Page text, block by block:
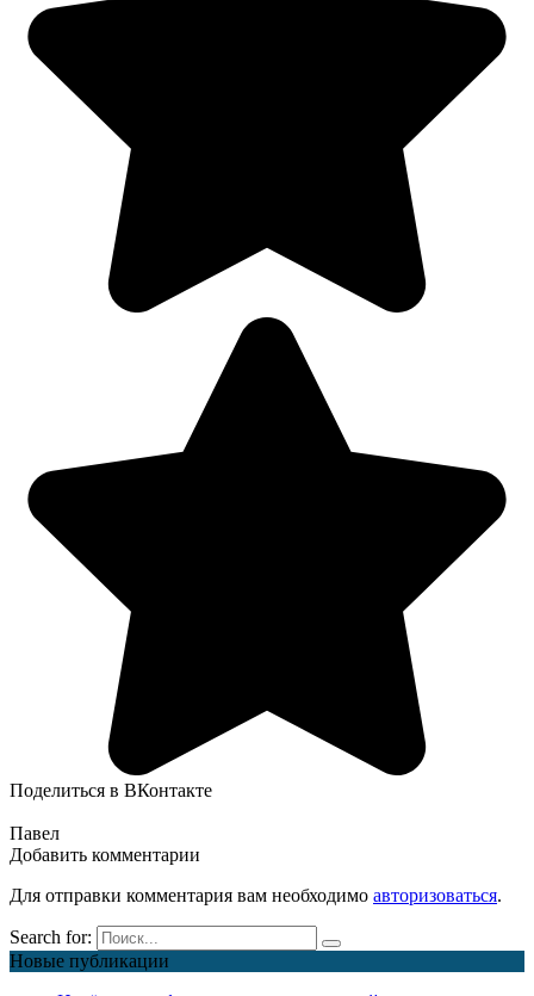
Поделиться в ВКонтакте
Павел
Добавить комментарии
Для отправки комментария вам необходимо авторизоваться.
Search for:
Новые публикации